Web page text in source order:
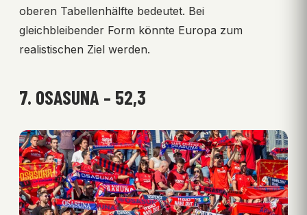
oberen Tabellenhälfte bedeutet. Bei
gleichbleibender Form könnte Europa zum
realistischen Ziel werden.
7. OSASUNA – 52,3